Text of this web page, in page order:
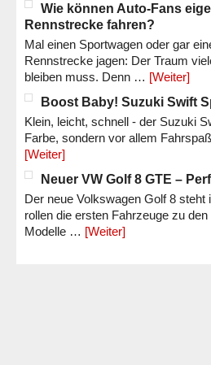
Wie können Auto-Fans
Rennstrecke fahren?
Mal einen Sportwagen oder gar
Rennstrecke jagen: Der Traum
bleiben muss. Denn … [Weiter]
Boost Baby! Suzuki Swift
Klein, leicht, schnell - der Suzuki
Farbe, sondern vor allem
[Weiter]
Neuer VW Golf 8 GTE –
Der neue Volkswagen Golf 8
rollen die ersten Fahrzeuge zu
Modelle … [Weiter]